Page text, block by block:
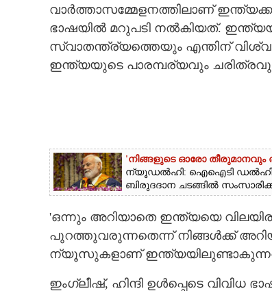
CONTACT USവാർത്താസമ്മേളനത്തിലാണ്
ഭാഷയിൽ മറുപടി നൽകിയത്.
സ്വാതന്ത്ര്യത്തെയും എന്തിന്
ഇന്ത്യയുടെ പാരമ്പര്യവും
'നിങ്ങളുടെ ഓരോ തീരുമാനവും
ന്യൂഡൽഹി: ഐഐടി
ബിരുദദാന ചടങ്ങിൽ
'ഒന്നും അറിയാതെ ഇന്ത്യയെ
പുറത്തുവരുന്നതെന്ന് നിങ്ങൾക്ക്
ന്യൂസുകളാണ്
ഇംഗ്ലീഷ്, ഹിന്ദി ഉൾപ്പെടെ വിവിധ